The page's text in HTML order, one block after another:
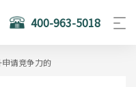
400-963-5018
请竞争力的